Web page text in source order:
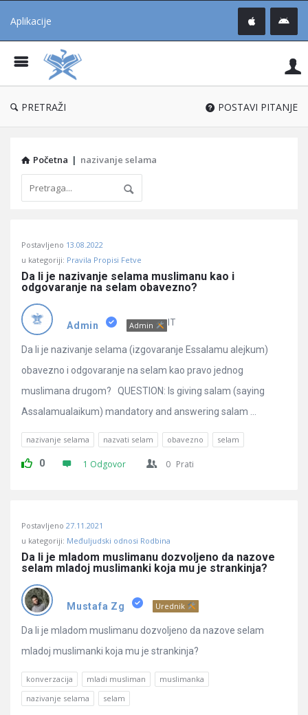
Aplikacije
®
PRETRAŽI POSTAVI PITANJE
Početna | nazivanje selama
Učene
Latest
Pitanja
Postavljeno 13.08.2022
u kategoriji: Pravila Propisi Fetve
Da li je nazivanje selama muslimanu kao i
odgovaranje na selam obavezno?
Admin Admin IT
Da li je nazivanje selama (izgovaranje Essalamu alejkum)
obavezno i odgovaranje na selam kao pravo jednog
muslimana drugom? QUESTION: Is giving salam (saying
Assalamualaikum) mandatory and answering salam ...
nazivanje selama nazvati selam obavezno selam
0 1 Odgovor 0 Prati
Postavljeno 27.11.2021
u kategoriji: Međuljudski odnosi Rodbina
Da li je mladom muslimanu dozvoljeno da nazove
selam mladoj muslimanki koja mu je strankinja?
Mustafa Zg Urednik
Da li je mladom muslimanu dozvoljeno da nazove selam
mladoj muslimanki koja mu je strankinja?
konverzacija mladi musliman
muslimanka
nazivanje selama
selam